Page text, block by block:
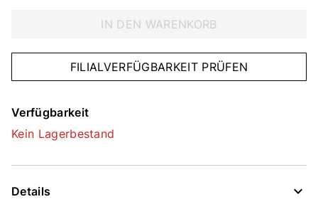
IN DEN WARENKORB
FILIALVERFÜGBARKEIT PRÜFEN
Verfügbarkeit
Kein Lagerbestand
Details